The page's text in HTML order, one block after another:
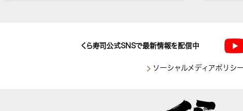
くら寿司公式SNSで最新情報を配信中
ソーシャルメディアポリシー